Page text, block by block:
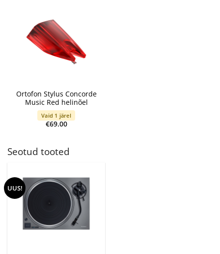
Ortofon Stylus Concorde
Music Red helinõel
Vaid 1 järel
€69.00
Seotud tooted
UUS!